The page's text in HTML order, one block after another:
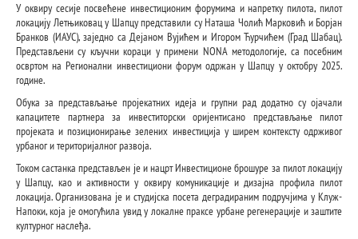
У оквиру сесије посвећене инвестиционим форумима и напретку пилота, пилот
локацију Летњиковац у Шапцу представили су Наташа Чолић Марковић и Борјан
Бранков (ИАУС), заједно са Дејаном Вујићем и Игором Ћурчићем (Град Шабац).
Представљени су кључни кораци у примени NONA методологије, са посебним
освртом на Регионални инвестициони форум одржан у Шапцу у октобру 2025.
године.
Обука за представљање пројекатних идеја и групни рад додатно су ојачали
капацитете партнера за инвеститорски оријентисано представљање пилот
пројеката и позиционирање зелених инвестиција у ширем контексту одрживог
урбаног и територијалног развоја.
Током састанка представљен је и нацрт Инвестиционе брошуре за пилот локацију
у Шапцу, као и активности у оквиру комуникације и дизајна профила пилот
локација. Организована је и студијска посета деградираним подручјима у Клуж-
Напоки, која је омогућила увид у локалне праксе урбане регенерације и заштите
културног наслеђа.